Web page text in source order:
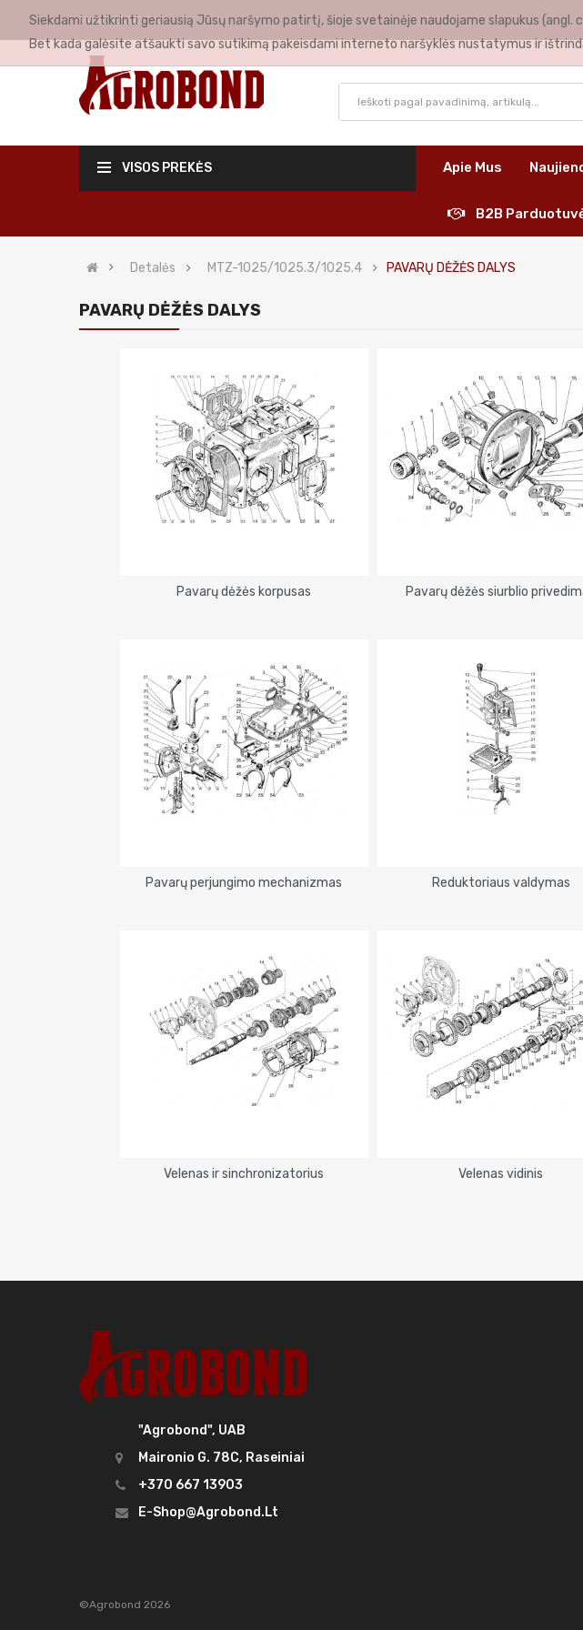
MANO PASKYRA
VISOS PREKĖS Apie Mus
B2B
Detalės MTZ-1025/1025.3/1025.4 PAVARŲ DĖŽĖS DALYS
PAVARŲ DĖŽĖS DALYS
Pavarų dėžės korpusas Pavarų dėžės siurblio
Pavarų perjungimo mechanizmas Reduktoriaus valdymas
Velenas ir sinchronizatorius Velenas vidinis
"Agrobond", UAB
Maironio G. 78C, Raseiniai
+370 667 13903
E-Shop@agrobond.lt
©Agrobond 2026
Siekdami užtikrinti geriausią Jūsų naršymo patirtį, šioje svetainėje naudojame slapukus
Bet kada galėsite atšaukti savo sutikimą pakeisdami interneto naršyklės nustatymus ir